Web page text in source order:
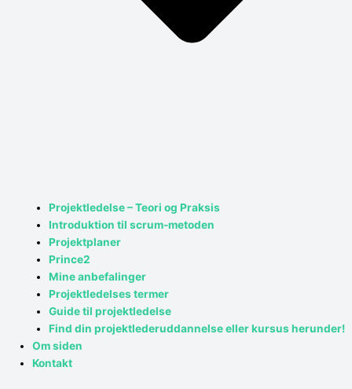
Projektledelse – Teori og Praksis
Introduktion til scrum-metoden
Projektplaner
Prince2
Mine anbefalinger
Projektledelses termer
Guide til projektledelse
Find din projektlederuddannelse eller kursus herunder!
Om siden
Kontakt